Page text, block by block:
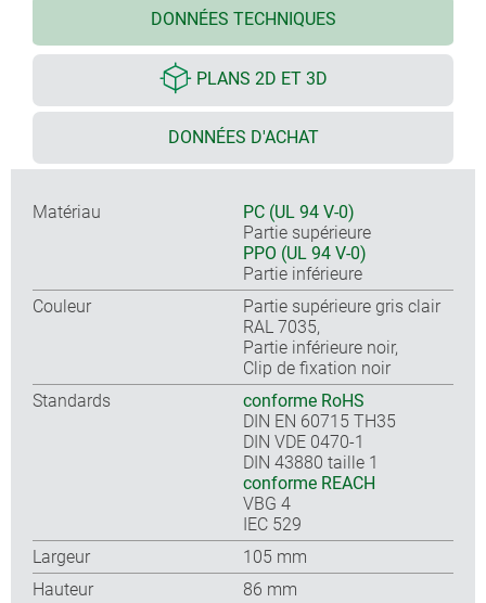
DONNÉES TECHNIQUES
PLANS 2D ET 3D
DONNÉES D'ACHAT
Matériau
PC (UL 94 V-0)
Partie supérieure
PPO (UL 94 V-0)
Partie inférieure
Couleur
Partie supérieure gris clair
RAL 7035,
Partie inférieure noir,
Clip de fixation noir
Standards
conforme RoHS
DIN EN 60715 TH35
DIN VDE 0470-1
DIN 43880 taille 1
conforme REACH
VBG 4
IEC 529
Largeur
105 mm
Hauteur
86 mm